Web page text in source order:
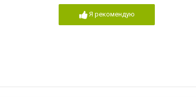
Я рекомендую